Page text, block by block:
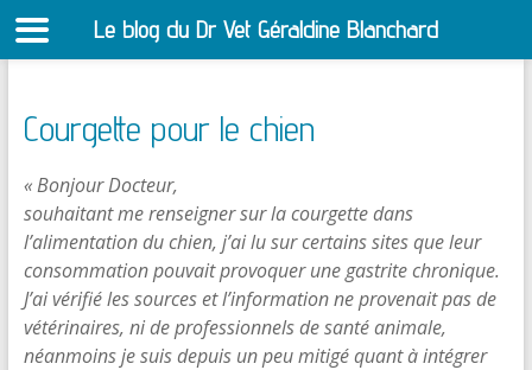
Courgette pour le chien
« Bonjour Docteur,
souhaitant me renseigner sur la courgette dans
l’alimentation du chien, j’ai lu sur certains sites que leur
consommation pouvait provoquer une gastrite chronique.
J’ai vérifié les sources et l’information ne provenait pas de
vétérinaires, ni de professionnels de santé animale,
néanmoins je suis depuis un peu mitigé quant à intégrer
Le blog du Dr Vet Géraldine Blanchard